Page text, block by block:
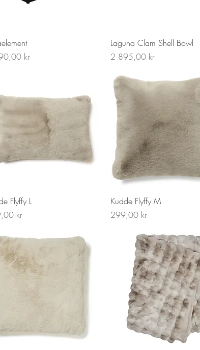
Snabbvisning
kr
Snabbvisning
Laguna Clam Shell Bowl
Pris
2 895,00 kr
Snabbvisning
Flyffy L
kr
Snabbvisning
Kudde Flyffy M
Pris
299,00 kr